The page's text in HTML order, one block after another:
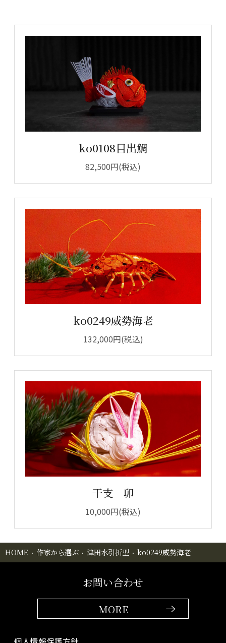
ko0108目出鯛
82,500円(税込)
ko0249威勢海老
132,000円(税込)
干支 卯
10,000円(税込)
HOME 作家から選ぶ 津田水引折型 ko0249威勢海老
お問い合わせ
MORE